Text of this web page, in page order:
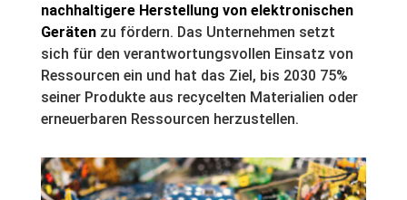
nachhaltigere Herstellung von elektronischen
Gerätenzu fördern. Das Unternehmen setzt
sich für den verantwortungsvollen Einsatz von
Ressourcen ein und hat das Ziel, bis 2030 75%
seiner Produkte aus recycelten Materialien oder
erneuerbaren Ressourcen herzustellen.